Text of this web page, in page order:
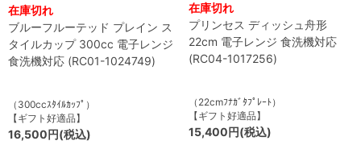
在庫切れ
ブルーフルーテッド プレイン ス
タイルカップ 300cc 電子レンジ
食洗機対応 (RC01-1024749)
（300ccｽﾀｲﾙｶｯﾌﾟ）
【ギフト好適品】
16,500円(税込)
在庫切れ
プリンセス ディッシュ舟形
22cm 電子レンジ 食洗機対応
(RC04-1017256)
（22cmﾌﾅｶﾞﾀﾌﾟﾚｰﾄ）
【ギフト好適品】
15,400円(税込)